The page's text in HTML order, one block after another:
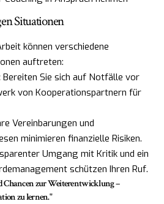
Situationen
können verschiedene
auftreten:
Bereiten Sie sich auf Notfälle vor
von Kooperationspartnern für
Vereinbarungen und
minimieren finanzielle Risiken.
Umgang mit Kritik und ein
schützen Ihren Ruf.
Chancen zur Weiterentwicklung –
zu lernen."